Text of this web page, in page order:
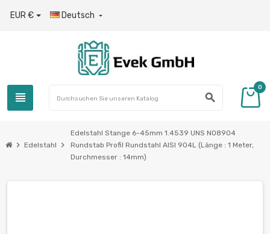
EUR € Deutsch 
view_headline search
0
chevron_right Edelstahl chevron_right
Edelstahl Stange 6-45mm 1.4539 UNS N08904
Rundstab Profil Rundstahl AISI 904L (Länge : 1 Meter,
Durchmesser : 14mm)